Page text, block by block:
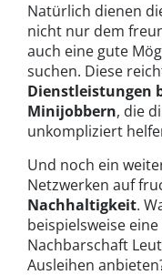
Natürlich dienen
nicht nur dem
auch eine gute
suchen. Diese
Dienstleistungen
Minijobbern, die
unkompliziert
Und noch ein
Netzwerken auf
Nachhaltigkeit.
beispielsweise
Nachbarschaft
Ausleihen